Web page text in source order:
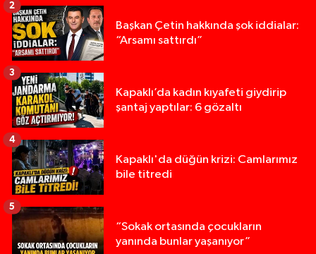
Başkan Çetin hakkında şok iddialar:
“Arsamı sattırdı”
2
Kapaklı’da kadın kıyafeti giydirip
şantaj yaptılar: 6 gözaltı
3
Kapaklı'da düğün krizi: Camlarımız
bile titredi
4
“Sokak ortasında çocukların
yanında bunlar yaşanıyor”
5